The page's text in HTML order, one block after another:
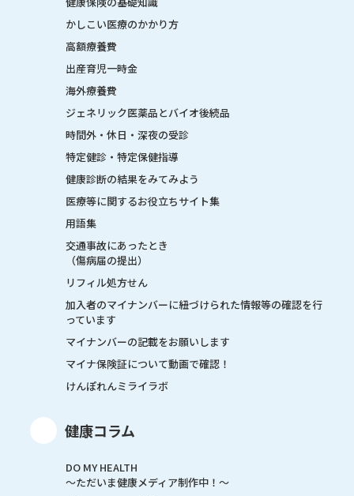
かしこい医療のかかり方
高額療養費
出産育児一時金
海外療養費
ジェネリック医薬品とバイオ後続品
時間外・休日・深夜の受診
特定健診・特定保健指導
健康診断の結果をみてみよう
医療等に関するお役立ちサイト集
用語集
交通事故にあったとき
（傷病届の提出）
リフィル処方せん
加入者のマイナンバーに紐づけられた情報等の確認を行
っています
マイナンバーの記載をお願いします
マイナ保険証について動画で確認！
けんぽれんミライラボ
健康コラム
DO MY HEALTH
～ただいま健康メディア制作中！～